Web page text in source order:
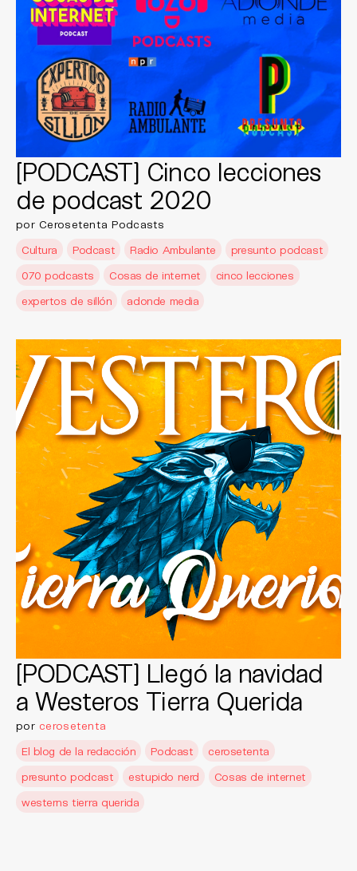
[PODCAST] Cinco lecciones
de podcast 2020
por Cerosetenta Podcasts
Cultura
Podcast Radio Ambulante
presunto podcast
070 podcasts
Cosas de internet
cinco lecciones
expertos de sillón
adonde media
[PODCAST] Llegó la navidad
a Westeros Tierra Querida
por cerosetenta
El blog de la redacción
Podcast
cerosetenta
presunto podcast
estupido nerd
Cosas de internet
westerns tierra querida